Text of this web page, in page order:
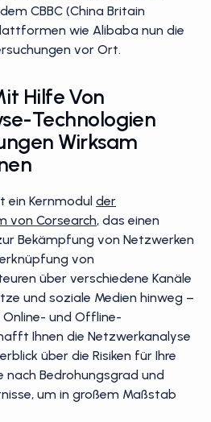
CBBC (China Britain
wie Alibaba nun die
vor Ort.
Hilfe Von
Technologien
Wirksam
ein Kernmodul der
von Corsearch, das einen
Bekämpfung von Netzwerken
von
über verschiedene Kanäle
und soziale Medien hinweg –
und Offline-
Ihnen die Netzwerkanalyse
über die Risiken für Ihre
nach Bedrohungsgrad und
um in großem Maßstab